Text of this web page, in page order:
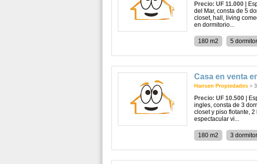
Precio: UF 11.000 |
del Mar, consta de 5
closet, hall, living
en dormitorio...
180 m2 5
Casa en venta
Hansen Propiedades »
Precio: UF 10.500 |
ingles, consta de 3
closet y piso flotante,
espectacular vi...
180 m2 3